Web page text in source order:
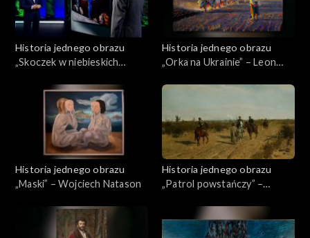
Historia jednego obrazu
„Skoczek w niebieskich
Frenkiel
Historia jednego obrazu
„Orka na Ukrainie” – Leon
Historia jednego obrazu
„Maski” – Wojciech Natason
Historia jednego obrazu
„Patrol powstańczy” –